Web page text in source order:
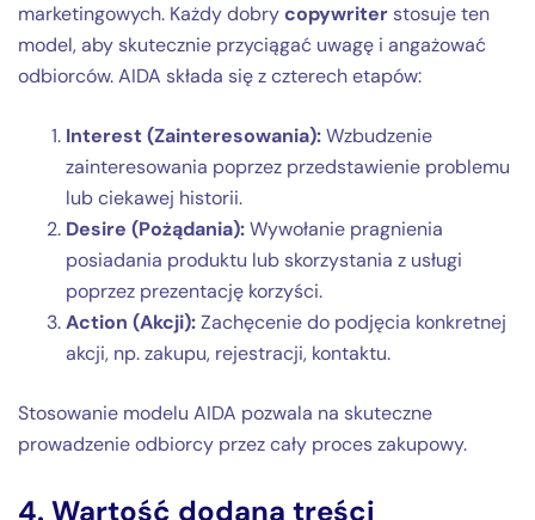
marketingowych. Każdy dobrycopywriter stosuje ten
model, aby skutecznie przyciągać uwagę i angażować
odbiorców. AIDA składa się z czterech etapów:
Interest (Zainteresowania):Wzbudzenie
zainteresowania poprzez przedstawienie problemu
lub ciekawej historii.
Desire (Pożądania):Wywołanie pragnienia
posiadania produktu lub skorzystania z usługi
poprzez prezentację korzyści.
Action (Akcji):Zachęcenie do podjęcia konkretnej
akcji, np. zakupu, rejestracji, kontaktu.
Stosowanie modelu AIDA pozwala na skuteczne
prowadzenie odbiorcy przez cały proces zakupowy.
4. Wartość dodana treści